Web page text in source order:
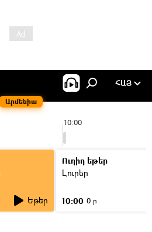
Արմենիա
ՀԱՅ
10:00
Եթեր
Ուղիղ եթեր
Լուրեր
10:00 0 ր